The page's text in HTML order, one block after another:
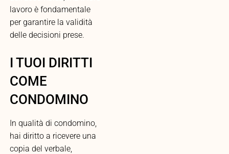
lavoro è fondamentale
per garantire la validità
delle decisioni prese.
I TUOI DIRITTI
COME
CONDOMINO
In qualità di condomino,
hai diritto a ricevere una
copia del verbale,